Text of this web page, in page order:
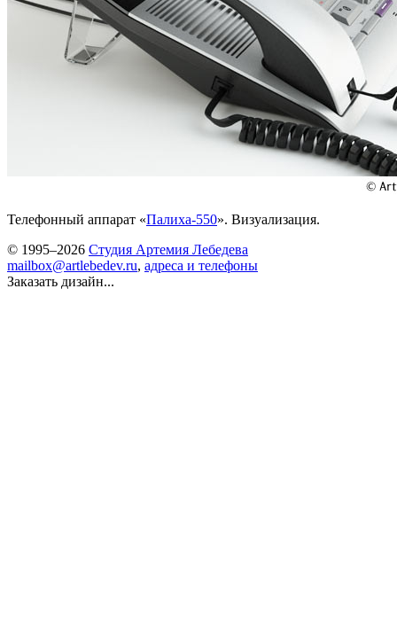
Телефонный аппарат «Палиха-550». Визуализация.
© 1995–2026 Студия Артемия Лебедева
mailbox@artlebedev.ru, адреса и телефоны
Заказать дизайн...